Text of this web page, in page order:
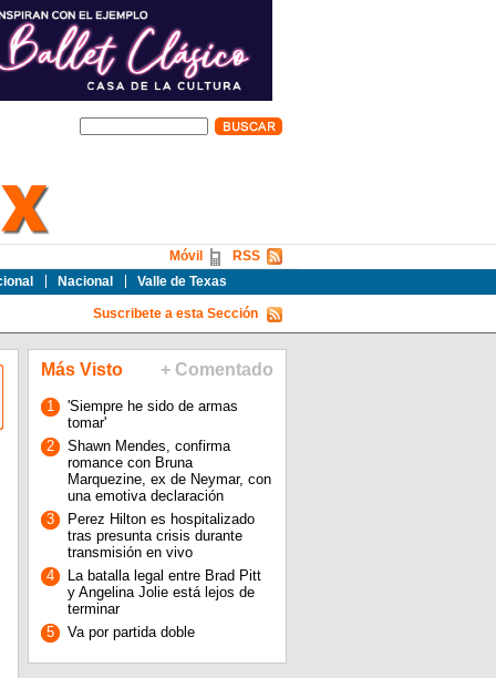
Nacional Valle de Texas
RSS
Móvil
Suscribete a esta Sección
Más Visto + Comentado
1
'Siempre he sido de armas
tomar'
2
Shawn Mendes, confirma
romance con Bruna
Marquezine, ex de Neymar, con
una emotiva declaración
3
Perez Hilton es hospitalizado
tras presunta crisis durante
transmisión en vivo
4
La batalla legal entre Brad Pitt
y Angelina Jolie está lejos de
terminar
5
Va por partida doble